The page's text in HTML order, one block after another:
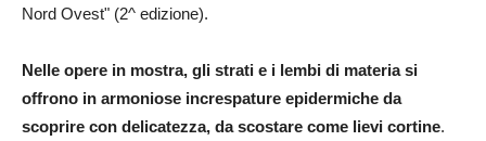
Nord Ovest" (2^ edizione).
Nelle opere in mostra, gli strati e i lembi di materia si
offrono in armoniose increspature epidermiche da
scoprire con delicatezza, da scostare come lievi cortine.